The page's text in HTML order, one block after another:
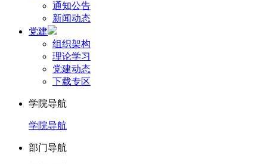
通知公告
新闻动态
党建
组织架构
理论学习
党建动态
下载专区
学院导航
学院导航
部门导航